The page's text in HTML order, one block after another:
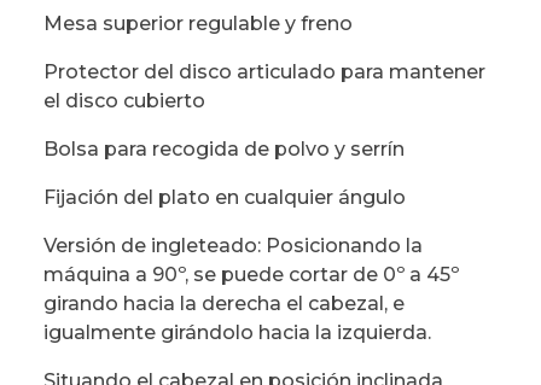
Mesa superior regulable y freno
Protector del disco articulado para mantener
el disco cubierto
Bolsa para recogida de polvo y serrín
Fijación del plato en cualquier ángulo
Versión de ingleteado: Posicionando la
máquina a 90º, se puede cortar de 0º a 45º
girando hacia la derecha el cabezal, e
igualmente girándolo hacia la izquierda.